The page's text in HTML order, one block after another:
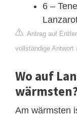
6 –
Antrag auf
vollständige Antwort
Wo auf
Am wärmsten